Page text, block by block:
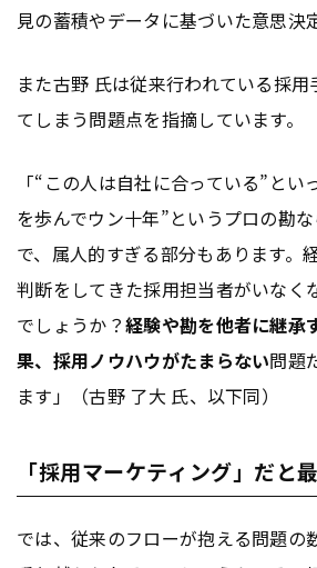
見の蓄積やデータに基づいた意思決
また古野 氏は従来行われている採
てしまう問題点を指摘しています。
「“この人は自社に合っている”と
を歩んでウン十年”というプロの勘
で、属人的すぎる部分もあります。
判断をしてきた採用担当者がいなく
でしょうか？経験や勘を他者に継承
果、採用ノウハウがたまらない問題
ます」（古野 了大 氏、以下同）
「採用マーケティング」だと
では、従来のフローが抱える問題の